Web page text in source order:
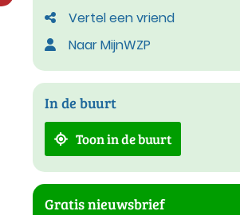
Vertel een vriend
Naar MijnWZP
In de buurt
Toon in de buurt
Gratis nieuwsbrief